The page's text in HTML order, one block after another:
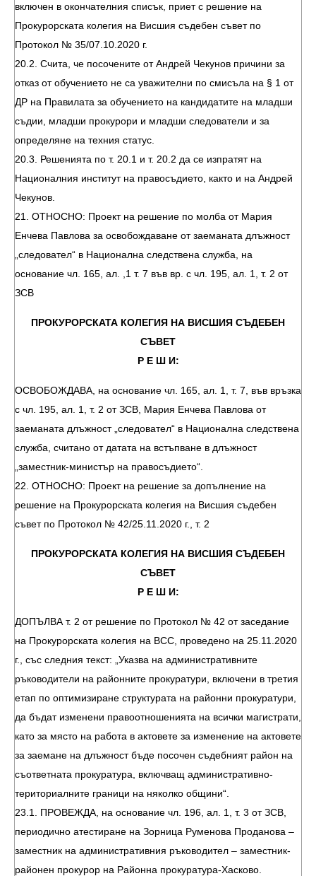
включен в окончателния списък, приет с решение на
Прокурорската колегия на Висшия съдебен съвет по
Протокол № 35/07.10.2020 г.
20.2. Счита, че посочените от Андрей Чекунов причини за
отказ от обучението не са уважителни по смисъла на § 1 от
ДР на Правилата за обучението на кандидатите на младши
съдии, младши прокурори и младши следователи и за
определяне на техния статус.
20.3. Решенията по т. 20.1 и т. 20.2 да се изпратят на
Националния институт на правосъдието, както и на Андрей
Чекунов.
21. ОТНОСНО: Проект на решение по молба от Мария
Енчева Павлова за освобождаване от заеманата длъжност
„следовател“ в Национална следствена служба, на
основание чл. 165, ал. ,1 т. 7 във вр. с чл. 195, ал. 1, т. 2 от
ЗСВ
ПРОКУРОРСКАТА КОЛЕГИЯ НА ВИСШИЯ СЪДЕБЕН
СЪВЕТ
Р Е Ш И:
ОСВОБОЖДАВА, на основание чл. 165, ал. 1, т. 7, във връзка
с чл. 195, ал. 1, т. 2 от ЗСВ, Мария Енчева Павлова от
заеманата длъжност „следовател“ в Национална следствена
служба, считано от датата на встъпване в длъжност
„заместник-министър на правосъдието“.
22. ОТНОСНО: Проект на решение за допълнение на
решение на Прокурорската колегия на Висшия съдебен
съвет по Протокол № 42/25.11.2020 г., т. 2
ПРОКУРОРСКАТА КОЛЕГИЯ НА ВИСШИЯ СЪДЕБЕН
СЪВЕТ
Р Е Ш И:
ДОПЪЛВА т. 2 от решение по Протокол № 42 от заседание
на Прокурорската колегия на ВСС, проведено на 25.11.2020
г., със следния текст: „Указва на административните
ръководители на районните прокуратури, включени в третия
етап по оптимизиране структурата на районни прокуратури,
да бъдат изменени правоотношенията на всички магистрати,
като за място на работа в актовете за изменение на актовете
за заемане на длъжност бъде посочен съдебният район на
съответната прокуратура, включващ административно-
териториалните граници на няколко общини“.
23.1. ПРОВЕЖДА, на основание чл. 196, ал. 1, т. 3 от ЗСВ,
периодично атестиране на Зорница Руменова Проданова –
заместник на административния ръководител – заместник-
районен прокурор на Районна прокуратура-Хасково.